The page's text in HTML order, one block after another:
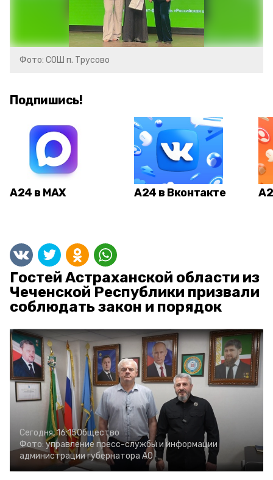
Фото: СОШ п. Трусово
Подпишись!
А24 в MAX А24 в Вконтакте
Гостей Астраханской области из
Чеченской Республики призвали
соблюдать закон и порядок
Сегодня, 16:15Общество
Фото: управление пресс-службы и информации
администрации губернатора АО